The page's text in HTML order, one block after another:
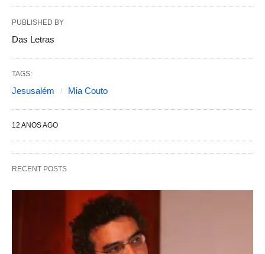
PUBLISHED BY
Das Letras
TAGS:
Jesusalém Mia Couto
12 ANOS AGO
RECENT POSTS